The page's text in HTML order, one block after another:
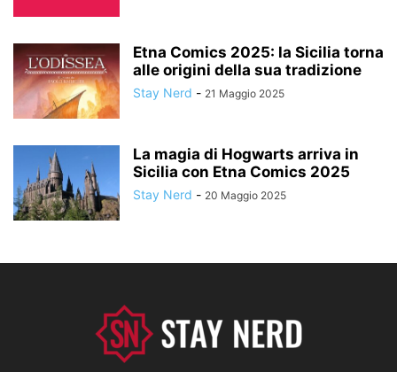
Etna Comics 2025: la Sicilia torna
alle origini della sua tradizione
Stay Nerd - 21 Maggio 2025
La magia di Hogwarts arriva in
Sicilia con Etna Comics 2025
Stay Nerd - 20 Maggio 2025